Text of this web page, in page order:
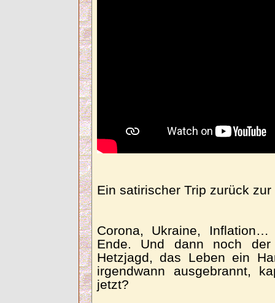
Ein satirischer Trip zurück zur
Corona, Ukraine,
Ende. Und dann noch
Hetzjagd, das Leben ein
irgendwann ausgebrannt,
jetzt?